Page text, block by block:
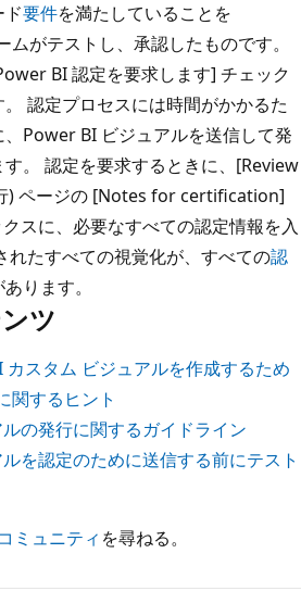
要件を満たしていることを
がテストし、承認したものです。
BI 認定を要求します] チェック
認定プロセスには時間がかかるた
Power BI ビジュアルを送信して発
。 認定を要求するときに、[Review
) ページの [Notes for certification]
スに、必要なすべての認定情報を入
れたすべての視覚化が、すべての認
ります。
ツ
スタム ビジュアルを作成するため
関するヒント
の発行に関するガイドライン
を認定のために送信する前にテスト
ミュニティ を尋ねる。